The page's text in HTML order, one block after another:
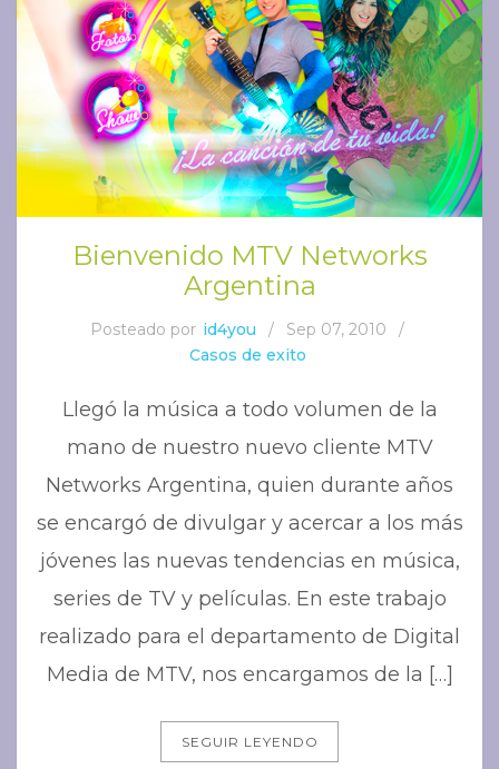
Bienvenido MTV Networks
Argentina
Posteado por id4you / Sep 07, 2010
/
Casos de exito
Llegó la música a todo volumen de la
mano de nuestro nuevo cliente MTV
Networks Argentina, quien durante años
se encargó de divulgar y acercar a los más
jóvenes las nuevas tendencias en música,
series de TV y películas. En este trabajo
realizado para el departamento de Digital
Media de MTV, nos encargamos de la […]
SEGUIR LEYENDO